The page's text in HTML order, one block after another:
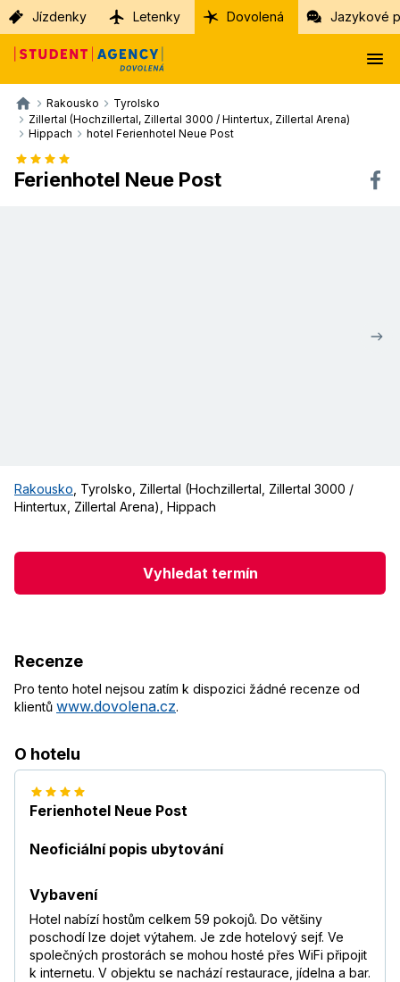
Jízdenky Letenky Dovolená Jazykové
Rakousko
Tyrolsko
Zillertal (Hochzillertal, Zillertal 3000 / Hintertux, Zillertal Arena)
Hippach
hotel Ferienhotel Neue Post
Ferienhotel Neue Post
Rakousko Tyrolsko Zillertal (Hochzillertal, Zillertal 3000 /
Hintertux, Zillertal Arena) Hippach
Vyhledat termín
Recenze
Pro tento hotel nejsou zatím k dispozici žádné recenze od
klientů www.dovolena.cz.
O hotelu
Ferienhotel Neue Post
Neoficiální popis ubytování
Vybavení
Hotel nabízí hostům celkem 59 pokojů. Do většiny
poschodí lze dojet výtahem. Je zde hotelový sejf. Ve
společných prostorách se mohou hosté přes WiFi připojit
k internetu. V objektu se nachází restaurace, jídelna a bar.